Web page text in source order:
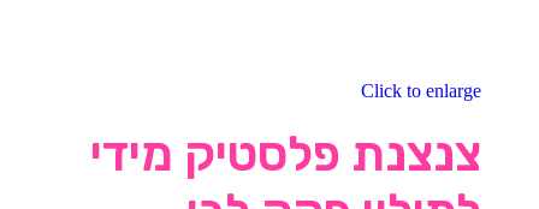
Click to enlarge
צנצנת פלסטיק מידי